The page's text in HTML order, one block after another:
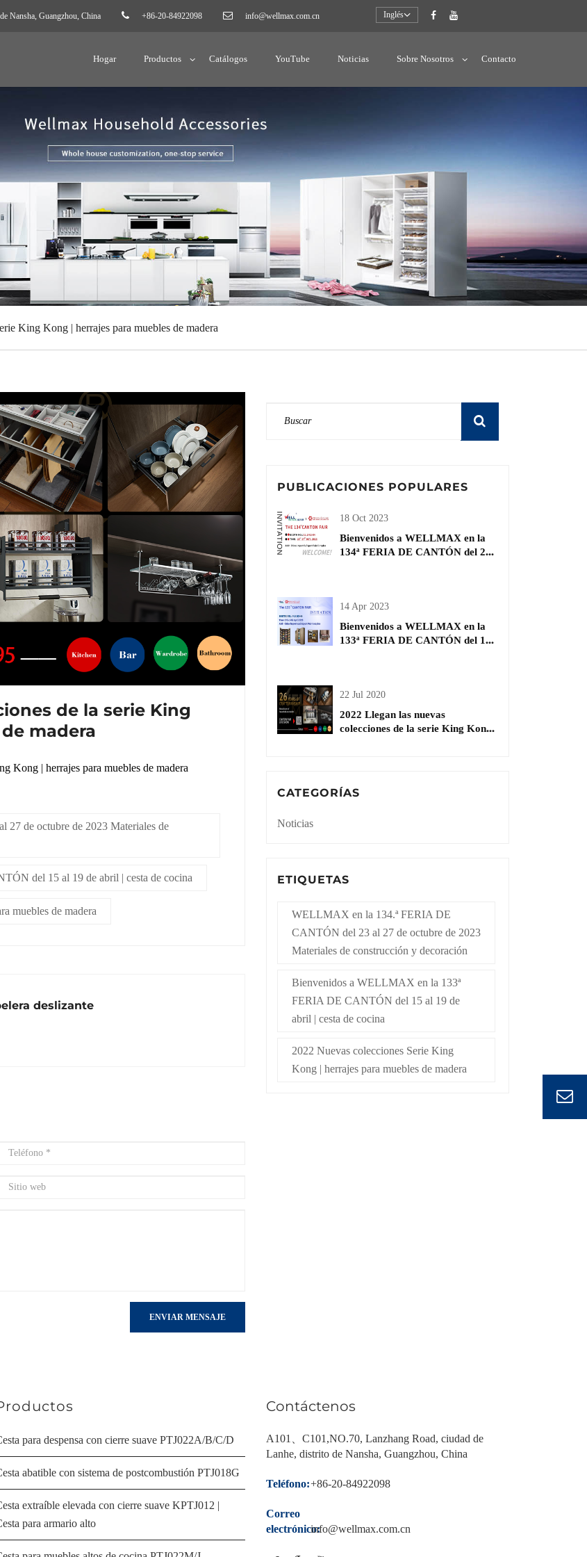
Nansha, Guangzhou, China +86-20-84922098 info@wellmax.com.cn Inglés
Hogar Productos Catálogos YouTube Noticias Sobre Nosotros Contacto
King Kong | herrajes para muebles de madera
de la serie King
madera
Kong | herrajes para muebles de madera
de octubre de 2023 Materiales de
del 15 al 19 de abril | cesta de cocina
muebles de madera
deslizante
ENVIAR MENSAJE
PUBLICACIONES POPULARES
18 Oct 2023
Bienvenidos a WELLMAX en la
134ª FERIA DE CANTÓN del 23
14 Apr 2023
Bienvenidos a WELLMAX en la
133ª FERIA DE CANTÓN del 15
22 Jul 2020
2022 Llegan las nuevas
colecciones de la serie King Kong |
CATEGORÍAS
Noticias
ETIQUETAS
WELLMAX en la 134.ª FERIA DE
CANTÓN del 23 al 27 de octubre de 2023
Materiales de construcción y decoración
Bienvenidos a WELLMAX en la 133ª
FERIA DE CANTÓN del 15 al 19 de
abril | cesta de cocina
2022 Nuevas colecciones Serie King
Kong | herrajes para muebles de madera
para despensa con cierre suave PTJ022A/B/C/D
abatible con sistema de postcombustión PTJ018G
extraíble elevada con cierre suave KPTJ012 |
para armario alto
Contáctenos
A101、C101,NO.70, Lanzhang Road, ciudad de
Lanhe, distrito de Nansha, Guangzhou, China
Teléfono:+86-20-84922098
Correo
electrónico:info@wellmax.com.cn